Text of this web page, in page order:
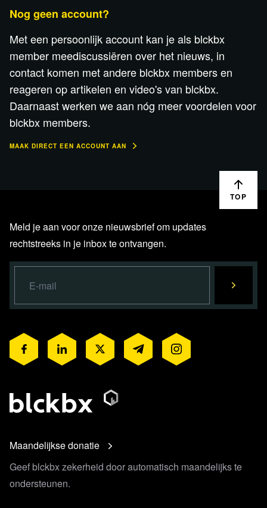
Nog geen account?
Met een persoonlijk account kan je als blckbx
member meediscussiëren over het nieuws, in
contact komen met andere blckbx members en
reageren op artikelen en video's van blckbx.
Daarnaast werken we aan nóg meer voordelen voor
blckbx members.
MAAK DIRECT EEN ACCOUNT AAN
TOP
Meld je aan voor onze nieuwsbrief om updates
rechtstreeks in je inbox te ontvangen.
Maandelijkse donatie
Geef blckbx zekerheid door automatisch maandelijks te
ondersteunen.